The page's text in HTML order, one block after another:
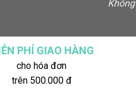
PHÍ GIAO HÀNG
cho hóa đơn
trên 500.000 đ